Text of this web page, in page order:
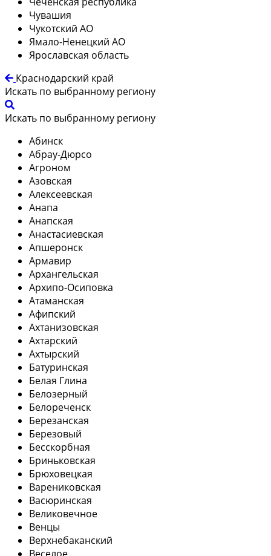
Чувашия
Чукотский АО
Ямало-Ненецкий АО
Ярославская область
Краснодарский край
Искать по выбранному региону
Искать по выбранному региону
Абинск
Абрау-Дюрсо
Агроном
Азовская
Алексеевская
Анапа
Анапская
Анастасиевская
Апшеронск
Армавир
Архангельская
Архипо-Осиповка
Атаманская
Афипский
Ахтанизовская
Ахтарский
Ахтырский
Батуринская
Белая Глина
Белозерный
Белореченск
Березанская
Березовый
Бесскорбная
Бриньковская
Брюховецкая
Варениковская
Васюринская
Великовечное
Венцы
Верхнебаканский